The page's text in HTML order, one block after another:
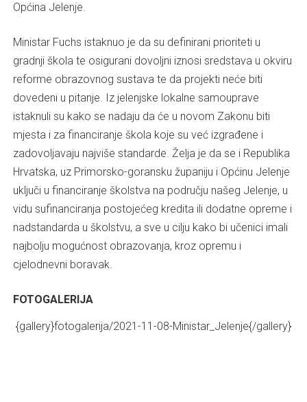
Općina Jelenje.
Ministar Fuchs istaknuo je da su definirani prioriteti u
gradnji škola te osigurani dovoljni iznosi sredstava u okviru
reforme obrazovnog sustava te da projekti neće biti
dovedeni u pitanje. Iz jelenjske lokalne samouprave
istaknuli su kako se nadaju da će u novom Zakonu biti
mjesta i za financiranje škola koje su već izgrađene i
zadovoljavaju najviše standarde. Želja je da se i Republika
Hrvatska, uz Primorsko-goransku županiju i Općinu Jelenje
uključi u financiranje školstva na području našeg Jelenje, u
vidu sufinanciranja postojećeg kredita ili dodatne opreme i
nadstandarda u školstvu, a sve u cilju kako bi učenici imali
najbolju mogućnost obrazovanja, kroz opremu i
cjelodnevni boravak.
FOTOGALERIJA
{gallery}fotogalerija/2021-11-08-Ministar_Jelenje{/gallery}